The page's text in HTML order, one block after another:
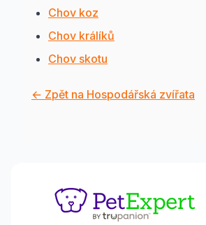
Chov koz
Chov králíků
Chov skotu
← Zpět na Hospodářská zvířata